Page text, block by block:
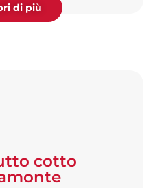
di più
cotto